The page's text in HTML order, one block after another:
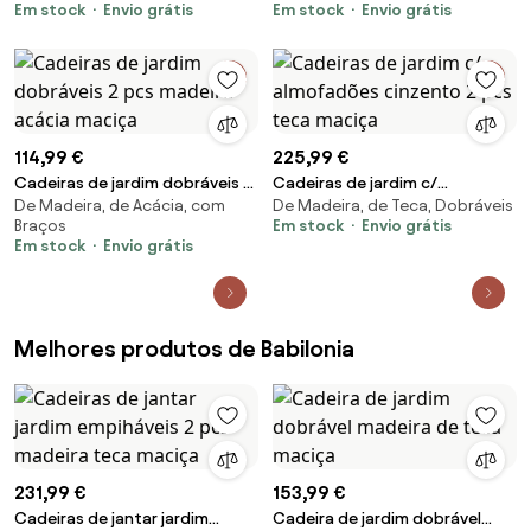
Em stock
Envio grátis
pcs teca maciça
Em stock
Envio grátis
114,99 €
Cadeiras de jardim dobráveis 2
pcs madeira acácia maciça
De Madeira, de Acácia, com
Braços
Em stock
Envio grátis
225,99 €
Cadeiras de jardim c/
almofadões cinzento 2 pcs
teca maciça
De Madeira, de Teca, Dobráveis
Em stock
Envio grátis
Melhores produtos de Babilonia
231,99 €
Cadeiras de jantar jardim
153,99 €
Cadeira de jardim dobrável